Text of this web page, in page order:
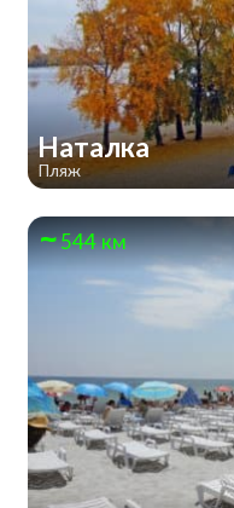
Наталка
Пляж
544 км